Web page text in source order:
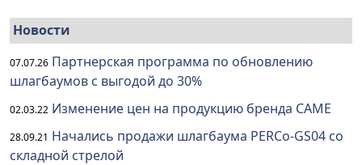
Новости
07.07.26 Партнерская программа по обновлению
шлагбаумов с выгодой до 30%
02.03.22 Изменение цен на продукцию бренда CAME
28.09.21 Начались продажи шлагбаума PERCo-GS04 со
складной стрелой